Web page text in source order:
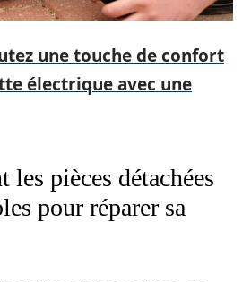
une touche de confort
électrique avec une
les pièces détachées
pour réparer sa